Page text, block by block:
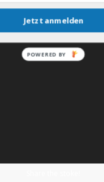
Jetzt anmelden
POWERED BY